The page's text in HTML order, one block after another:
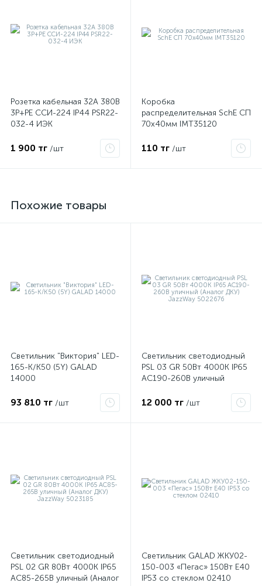
Розетка кабельная 32А 380В
3P+PЕ ССИ-224 IP44 PSR22-
032-4 ИЭК
1 900 тг /шт
Коробка
распределительная SchE СП
70х40мм IMT35120
110 тг /шт
Похожие товары
Светильник "Виктория" LED-
165-К/К50 (5Y) GALAD
14000
93 810 тг /шт
Светильник светодиодный
PSL 03 GR 50Вт 4000К IP65
AC190-260В уличный
5022676
12 000 тг /шт
Светильник светодиодный
PSL 02 GR 80Вт 4000К IP65
AC85-265В уличный (Аналог
Светильник GALAD ЖКУ02-
150-003 «Пегас» 150Вт E40
IP53 со стеклом 02410